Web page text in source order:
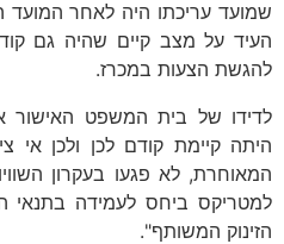
שמועד עריכתו היה לאחר
העיד על מצב קיים שהיה גם
להגשת הצעות במכרז.
לדידו של בית המשפט האישור
היתה קיימת קודם לכן ולכן אי
המאוחרת, לא פגעו בעקרון
למטריקס ביחס לעמידה בתנאי
הזינוק המשותף".